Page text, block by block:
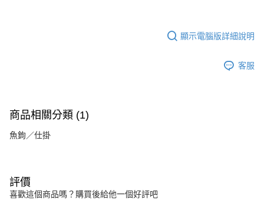
顯示電腦版詳細說明
客服
商品相關分類 (1)
魚鉤／仕掛
評價
喜歡這個商品嗎？購買後給他一個好評吧